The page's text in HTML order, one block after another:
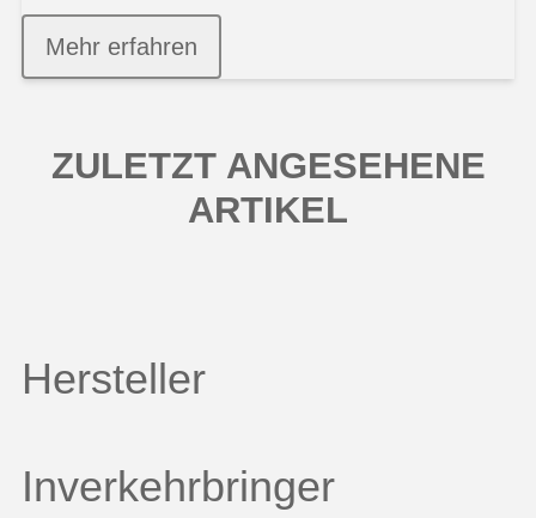
Mehr erfahren
ZULETZT ANGESEHENE
ARTIKEL
Hersteller
Inverkehrbringer